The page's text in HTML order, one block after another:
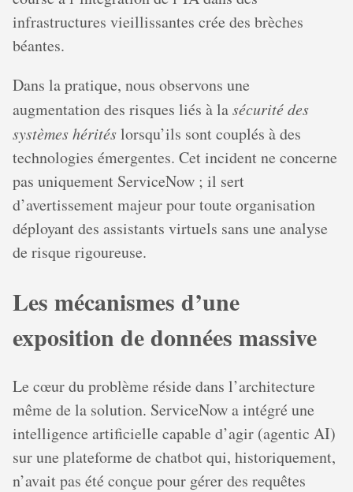
infrastructures vieillissantes crée des brèches
béantes.
Dans la pratique, nous observons une
augmentation des risques liés à lasécurité des
systèmes héritéslorsqu’ils sont couplés à des
technologies émergentes. Cet incident ne concerne
pas uniquement ServiceNow ; il sert
d’avertissement majeur pour toute organisation
déployant des assistants virtuels sans une analyse
de risque rigoureuse.
Les mécanismes d’une
exposition de données massive
Le cœur du problème réside dans l’architecture
même de la solution. ServiceNow a intégré une
intelligence artificielle capable d’agir (agentic AI)
sur une plateforme de chatbot qui, historiquement,
n’avait pas été conçue pour gérer des requêtes